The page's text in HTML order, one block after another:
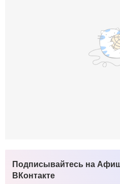
Подписывайтесь на
ВКонтакте